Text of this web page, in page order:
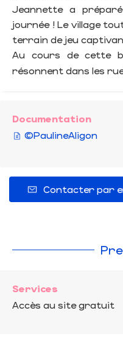
Jeannette a
journée ! Le village
terrain de jeu
Au cours de cette
résonnent dans les
Documentation
©PaulineAligon
Contacter par
Services
Accès au site gratuit